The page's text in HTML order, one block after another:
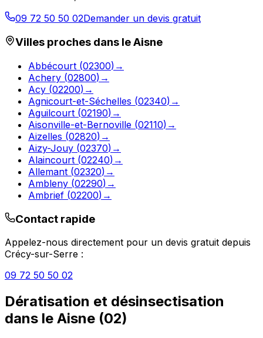
09 72 50 50 02Demander un devis gratuit
Villes proches dans leAisne
Abbécourt (02300) →
Achery (02800) →
Acy (02200) →
Agnicourt-et-Séchelles (02340) →
Aguilcourt (02190) →
Aisonville-et-Bernoville (02110) →
Aizelles (02820) →
Aizy-Jouy (02370) →
Alaincourt (02240) →
Allemant (02320) →
Ambleny (02290) →
Ambrief (02200) →
Contact rapide
Appelez-nous directement pour un devis gratuit depuis
Crécy-sur-Serre :
09 72 50 50 02
Dératisation et désinsectisation
dans le Aisne (02)